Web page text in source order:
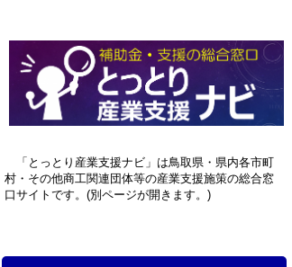
「とっとり産業支援ナビ」は鳥取県・県内各市町
村・その他商工関連団体等の産業支援施策の総合窓
口サイトです。(別ページが開きます。)